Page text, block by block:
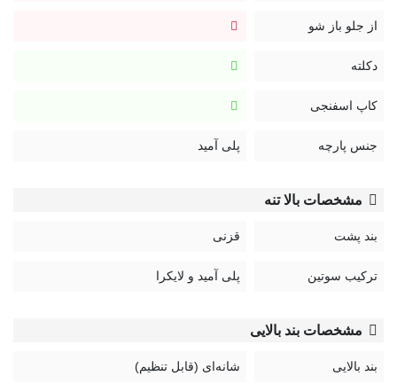
کد:
990
راهنمای نگهداری محصولات نوشه پوش:
از جلو باز شو
دکلته
کاپ اسفنجی
جنس پارچه پلی آمید
مشخصات بالا تنه
بند پشت قزنی
ترکیب سوتین پلی آمید و لایکرا
مشخصات بند بالایی
بند بالایی شانه‌ای (قابل تنظیم)